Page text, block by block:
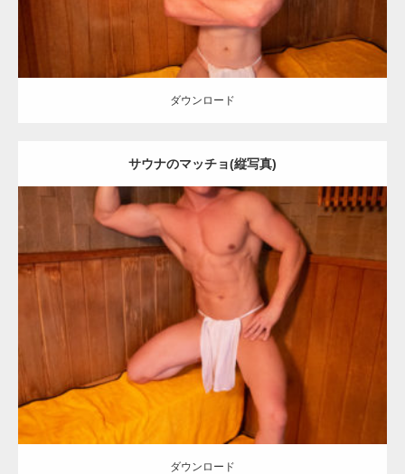
ダウンロード
サウナのマッチョ(縦写真)
Update:2023.02.11
筋肉銭湯2 YOSHI 上腕二頭筋 腹筋
ダウンロード
ダウンロード